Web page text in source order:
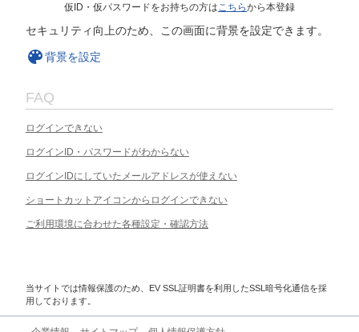
仮ID・仮パスワードをお持ちの方はこちらから本登録
セキュリティ向上のため、この画面に背景を設定できます。
背景を設定
FAQ
ログインできない
ログインID・パスワードがわからない
ログインIDにしていたメールアドレスが使えない
ショートカットアイコンからログインできない
ご利用環境に合わせた各種設定・確認方法
当サイトでは情報保護のため、EV SSL証明書を利用したSSL暗号化通信を採
用しております。